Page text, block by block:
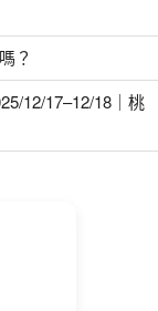
？
12/17–12/18｜桃